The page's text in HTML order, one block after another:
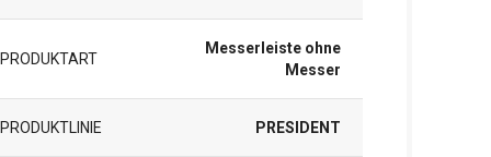
PRODUKTART
Messerleiste ohne
Messer
PRODUKTLINIE PRESIDENT